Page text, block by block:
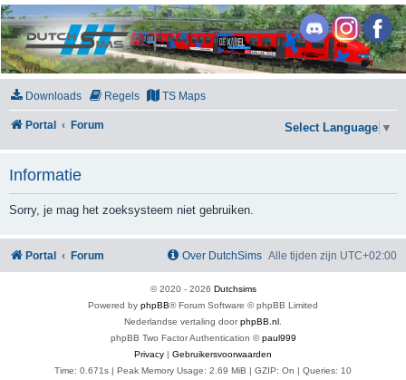
DutchSims
Downloads Regels TS Maps
Portal Forum Select Language ▼
Informatie
Sorry, je mag het zoeksysteem niet gebruiken.
Portal Forum Alle tijden zijn UTC+02:00
Over DutchSims
© 2020 - 2026 Dutchsims
Powered by phpBB® Forum Software © phpBB Limited
Nederlandse vertaling doorphpBB.nl
phpBB Two Factor Authentication ©paul999
Privacy | Gebruikersvoorwaarden
Time: 0.671s | Peak Memory Usage: 2.69 MiB | GZIP: On | Queries: 10